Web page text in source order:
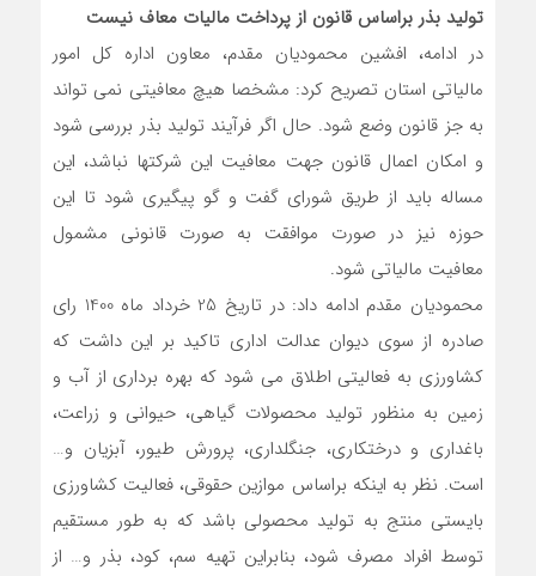
تولید بذر براساس قانون از پرداخت مالیات معاف نیست
در ادامه، افشین محمودیان مقدم، معاون اداره کل امور
مالیاتی استان تصریح کرد: مشخصا هیچ معافیتی نمی تواند
به جز قانون وضع شود. حال اگر فرآیند تولید بذر بررسی شود
و امکان اعمال قانون جهت معافیت این شرکتها نباشد، این
مساله باید از طریق شورای گفت و گو پیگیری شود تا این
حوزه نیز در صورت موافقت به صورت قانونی مشمول
معافیت مالیاتی شود.
محمودیان مقدم ادامه داد: در تاریخ 25 خرداد ماه 1400 رای
صادره از سوی دیوان عدالت اداری تاکید بر این داشت که
کشاورزی به فعالیتی اطلاق می شود که بهره برداری از آب و
زمین به منظور تولید محصولات گیاهی، حیوانی و زراعت،
باغداری و درختکاری، جنگلداری، پرورش طیور، آبزیان و…
است. نظر به اینکه براساس موازین حقوقی، فعالیت کشاورزی
بایستی منتج به تولید محصولی باشد که به طور مستقیم
توسط افراد مصرف شود، بنابراین تهیه سم، کود، بذر و… از